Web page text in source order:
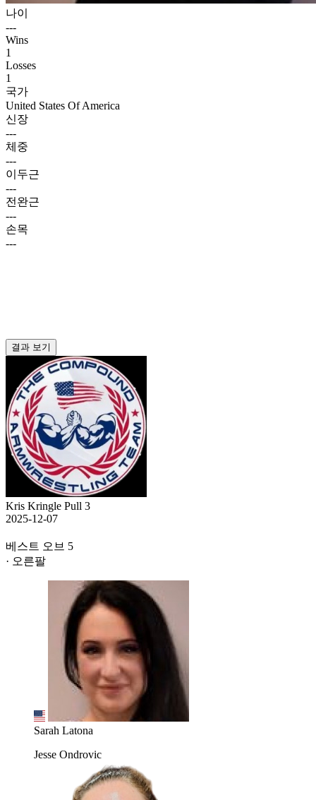
나이
---
Wins
1
Losses
1
국가
United States Of America
신장
---
체중
---
이두근
---
전완근
---
손목
---
결과 보기
Kris Kringle Pull 3
2025-12-07
베스트 오브 5
· 오른팔
Sarah Latona
Jesse Ondrovic